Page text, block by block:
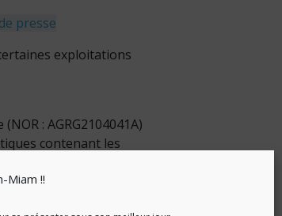
Miam !!
presse
exploitations
: AGRG2104041A)
contenant les
: AGRG2202952A)
contenant les